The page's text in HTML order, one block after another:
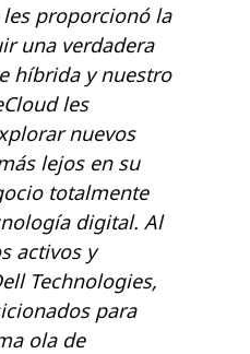
proporcionó la
una verdadera
híbrida y nuestro
les
nuevos
lejos en su
totalmente
digital. Al
activos y
Technologies,
para
ola de